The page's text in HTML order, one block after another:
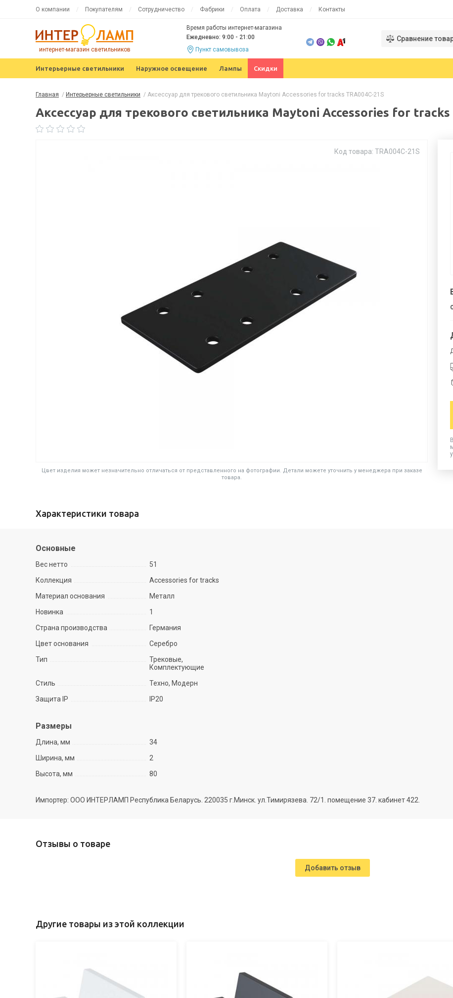
О компании Покупателям Сотрудничество Фабрики Оплата Доставка Контакты
интернет-магазин светильников
Время работы интернет-магазина
Ежедневно: 9:00 - 21:00
Пункт самовывоза
Сравнение
Интерьерные светильники Наружное освещение Лампы Скидки
Главная / Интерьерные светильники / Аксессуар для трекового светильника Maytoni Accessories for tracks TRA004C-21S
Аксессуар для трекового светильника Maytoni Accessories for tracks
Код товара: TRA004C-21S
Цвет изделия может незначительно отличаться от представленного на фотографии. Детали можете уточнить у менеджера при заказе
товара.
Характеристики товара
Основные
Вес нетто
51
Коллекция
Accessories for tracks
Материал основания
Металл
Новинка
1
Страна производства
Германия
Цвет основания
Серебро
Тип
Трековые,
Комплектующие
Стиль
Техно, Модерн
Защита IP
IP20
Размеры
Длина, мм
34
Ширина, мм
2
Высота, мм
80
Импортер: ООО ИНТЕРЛАМП Республика Беларусь. 220035 г.Минск. ул.Тимирязева. 72/1. помещение 37. кабинет 422.
Отзывы о товаре
Добавить отзыв
Другие товары из этой коллекции